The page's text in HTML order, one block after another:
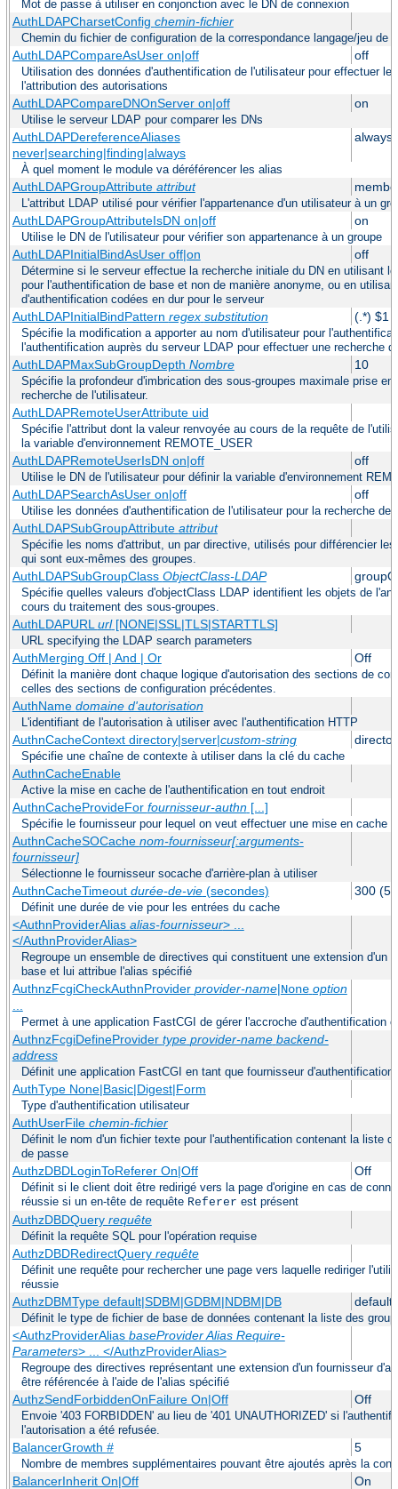
Mot de passe à utiliser en conjonction avec le DN de connexion
AuthLDAPCharsetConfig chemin-fichier
Chemin du fichier de configuration de la correspondance langage/jeu de
AuthLDAPCompareAsUser on|off off
Utilisation des données d'authentification de l'utilisateur pour effectuer
l'attribution des autorisations
AuthLDAPCompareDNOnServer on|off on
Utilise le serveur LDAP pour comparer les DNs
AuthLDAPDereferenceAliases
never|searching|finding|always
always
À quel moment le module va déréférencer les alias
AuthLDAPGroupAttribute attribut
L'attribut LDAP utilisé pour vérifier l'appartenance d'un utilisateur à un
AuthLDAPGroupAttributeIsDN on|off on
Utilise le DN de l'utilisateur pour vérifier son appartenance à un groupe
AuthLDAPInitialBindAsUser off|on off
Détermine si le serveur effectue la recherche initiale du DN en utilisant
pour l'authentification de base et non de manière anonyme, ou en
d'authentification codées en dur pour le serveur
AuthLDAPInitialBindPattern regex substitution (.*) $1
Spécifie la modification a apporter au nom d'utilisateur pour
l'authentification auprès du serveur LDAP pour effectuer une recherche
AuthLDAPMaxSubGroupDepth Nombre 10
Spécifie la profondeur d'imbrication des sous-groupes maximale prise
recherche de l'utilisateur.
AuthLDAPRemoteUserAttribute uid
Spécifie l'attribut dont la valeur renvoyée au cours de la requête de
la variable d'environnement REMOTE_USER
AuthLDAPRemoteUserIsDN on|off off
Utilise le DN de l'utilisateur pour définir la variable d'environnement
AuthLDAPSearchAsUser on|off off
Utilise les données d'authentification de l'utilisateur pour la recherche
AuthLDAPSubGroupAttribute attribut
Spécifie les noms d'attribut, un par directive, utilisés pour différencier
qui sont eux-mêmes des groupes.
AuthLDAPSubGroupClass ObjectClass-LDAP
Spécifie quelles valeurs d'objectClass LDAP identifient les objets de
cours du traitement des sous-groupes.
AuthLDAPURL url[NONE|SSL|TLS|STARTTLS]
URL specifying the LDAP search parameters
AuthMerging Off | And | Or Off
Définit la manière dont chaque logique d'autorisation des sections de
celles des sections de configuration précédentes.
AuthName domaine d'autorisation
L'identifiant de l'autorisation à utiliser avec l'authentification HTTP
AuthnCacheContext directory|server|custom-string
Spécifie une chaîne de contexte à utiliser dans la clé du cache
AuthnCacheEnable
Active la mise en cache de l'authentification en tout endroit
AuthnCacheProvideFor fournisseur-authn[...]
Spécifie le fournisseur pour lequel on veut effectuer une mise en cache
AuthnCacheSOCache nom-fournisseur[:arguments-
fournisseur]
Sélectionne le fournisseur socache d'arrière-plan à utiliser
AuthnCacheTimeout durée-de-vie(secondes) 300 (5
Définit une durée de vie pour les entrées du cache
<AuthnProviderAlias alias-fournisseur> ...
</AuthnProviderAlias>
Regroupe un ensemble de directives qui constituent une extension d'un
base et lui attribue l'alias spécifié
AuthnzFcgiCheckAuthnProvider provider-name|None option
Permet à une application FastCGI de gérer l'accroche d'authentification
AuthnzFcgiDefineProvider type provider-name backend-
address
Définit une application FastCGI en tant que fournisseur
AuthType None|Basic|Digest|Form
Type d'authentification utilisateur
AuthUserFile chemin-fichier
Définit le nom d'un fichier texte pour l'authentification contenant la liste
de passe
AuthzDBDLoginToReferer On|Off Off
Définit si le client doit être redirigé vers la page d'origine en cas de
réussie si un en-tête de requête Referer est présent
AuthzDBDQuery requête
Définit la requête SQL pour l'opération requise
AuthzDBDRedirectQuery requête
Définit une requête pour rechercher une page vers laquelle rediriger
réussie
AuthzDBMType default|SDBM|GDBM|NDBM|DB default
Définit le type de fichier de base de données contenant la liste des
<AuthzProviderAlias baseProvider Alias Require-
Parameters> ... </AuthzProviderAlias>
Regroupe des directives représentant une extension d'un fournisseur
être référencée à l'aide de l'alias spécifié
AuthzSendForbiddenOnFailure On|Off Off
Envoie '403 FORBIDDEN' au lieu de '401 UNAUTHORIZED' si
l'autorisation a été refusée.
BalancerGrowth # 5
Nombre de membres supplémentaires pouvant être ajoutés après la
BalancerInherit On|Off On